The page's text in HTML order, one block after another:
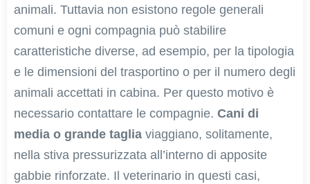
animali. Tuttavia non esistono regole generali
comuni e ogni compagnia può stabilire
caratteristiche diverse, ad esempio, per la tipologia
e le dimensioni del trasportino o per il numero degli
animali accettati in cabina. Per questo motivo è
necessario contattare le compagnie. Cani di
media o grande taglia viaggiano, solitamente,
nella stiva pressurizzata all’interno di apposite
gabbie rinforzate. Il veterinario in questi casi,